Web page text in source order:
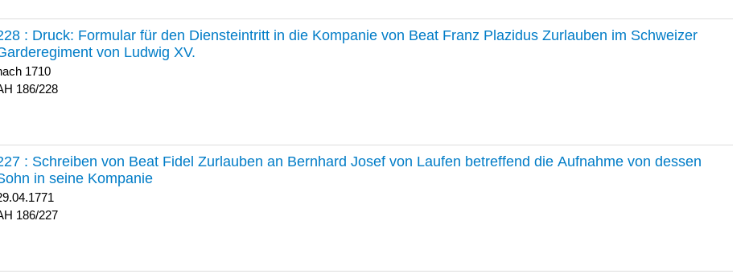
228 : Druck: Formular für den Diensteintritt in die Kompanie von Beat Franz Plazidus Zurlauben im Schweizer
von Ludwig XV.
1710
186/228
227 : Schreiben von Beat Fidel Zurlauben an Bernhard Josef von Laufen betreffend die Aufnahme von dessen
in seine Kompanie
186/227